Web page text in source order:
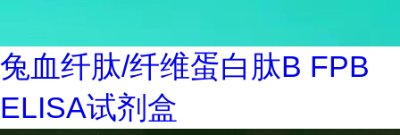
兔血纤肽/纤维蛋白肽B FPB
ELISA试剂盒